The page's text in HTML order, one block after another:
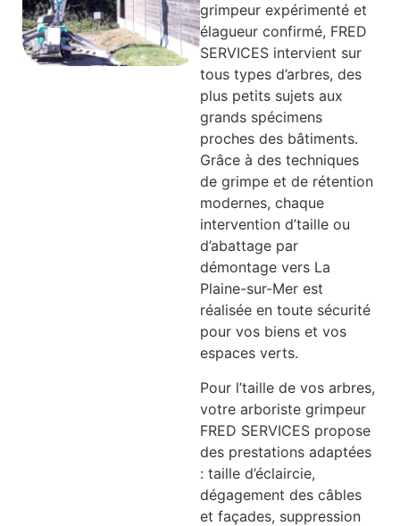
grimpeur expérimenté et
élagueur confirmé, FRED
SERVICES intervient sur
tous types d’arbres, des
plus petits sujets aux
grands spécimens
proches des bâtiments.
Grâce à des techniques
de grimpe et de rétention
modernes, chaque
intervention d’taille ou
d’abattage par
démontage vers La
Plaine-sur-Mer est
réalisée en toute sécurité
pour vos biens et vos
espaces verts.
Pour l’taille de vos arbres,
votre arboriste grimpeur
FRED SERVICES propose
des prestations adaptées
: taille d’éclaircie,
dégagement des câbles
et façades, suppression